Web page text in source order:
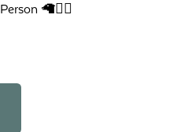
🦙🚶‍♀️